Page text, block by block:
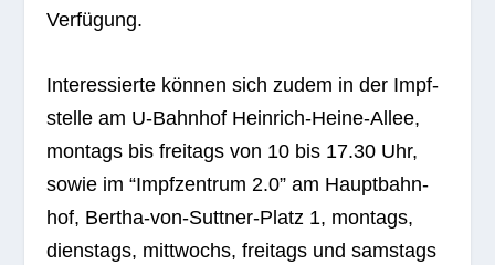
Verfügung.
Inter­es­sierte kön­nen sich zudem in der Impf­
stelle am U‑Bahnhof Hein­rich-Heine-Allee,
mon­tags bis frei­tags von 10 bis 17.30 Uhr,
sowie im “Impf­zen­trum 2.0” am Haupt­bahn­
hof, Ber­tha-von-Sutt­ner-Platz 1, mon­tags,
diens­tags, mitt­wochs, frei­tags und sams­tags